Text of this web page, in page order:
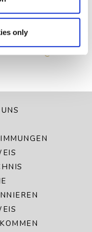
only
E-Mail anres@butler.ie